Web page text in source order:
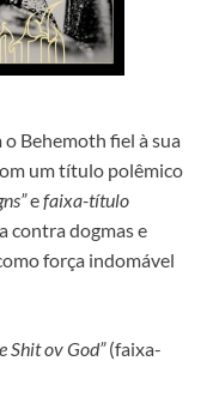
Behemoth fiel à sua
um título polêmico
efaixa-título
contra dogmas e
força indomável
Shit ov God”(faixa-